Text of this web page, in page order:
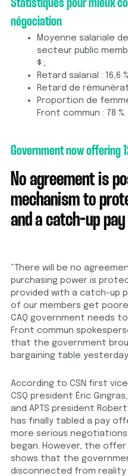
Statistiques pour mieux
négociation
Moyenne salariale
secteur public
$ ;
Retard salarial : 16,6
Retard de
Proportion de
Front commun : 78 %.
Government now offering
No agreement is
mechanism to
and a catch-up
“There will be no
purchasing power is
provided with a catch-up
of our members get
CAQ government needs
Front commun
that the government
bargaining table
According to CSN first
CSQ president Éric
and APTS president
has finally tabled a pay
more serious
began. However, the offer
shows that the
disconnected from reality